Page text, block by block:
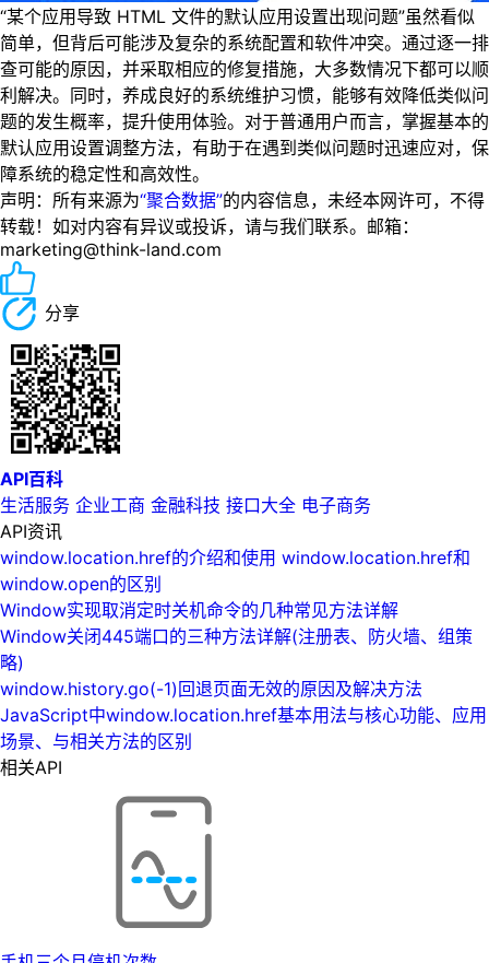
“某个应用导致 HTML 文件的默认应用设置出现问题”虽然看似
简单，但背后可能涉及复杂的系统配置和软件冲突。通过逐一排
查可能的原因，并采取相应的修复措施，大多数情况下都可以顺
利解决。同时，养成良好的系统维护习惯，能够有效降低类似问
题的发生概率，提升使用体验。对于普通用户而言，掌握基本的
默认应用设置调整方法，有助于在遇到类似问题时迅速应对，保
障系统的稳定性和高效性。
声明：所有来源为“聚合数据”的内容信息，未经本网许可，不得
转载！如对内容有异议或投诉，请与我们联系。邮箱：
marketing@think-land.com
分享
API百科
生活服务 企业工商 金融科技 接口大全 电子商务
API资讯
window.location.href的介绍和使用 window.location.href和
window.open的区别
Window实现取消定时关机命令的几种常见方法详解
Window关闭445端口的三种方法详解(注册表、防火墙、组策
略)
window.history.go(-1)回退页面无效的原因及解决方法
JavaScript中window.location.href‌基本用法与核心功能、应用
场景、与相关方法的区别
相关API